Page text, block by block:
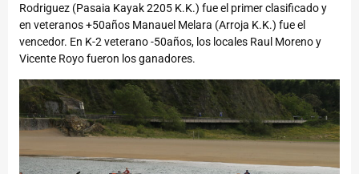
Rodriguez (Pasaia Kayak 2205 K.K.) fue el primer clasificado y
en veteranos +50años Manauel Melara (Arroja K.K.) fue el
vencedor. En K-2 veterano -50años, los locales Raul Moreno y
Vicente Royo fueron los ganadores.